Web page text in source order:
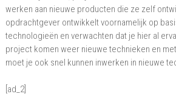
werken aan nieuwe producten die ze zelf
opdrachtgever ontwikkelt voornamelijk op
technologieën en verwachten dat je hier al
project komen weer nieuwe technieken en
moet je ook snel kunnen inwerken in nieuwe
[ad_2]